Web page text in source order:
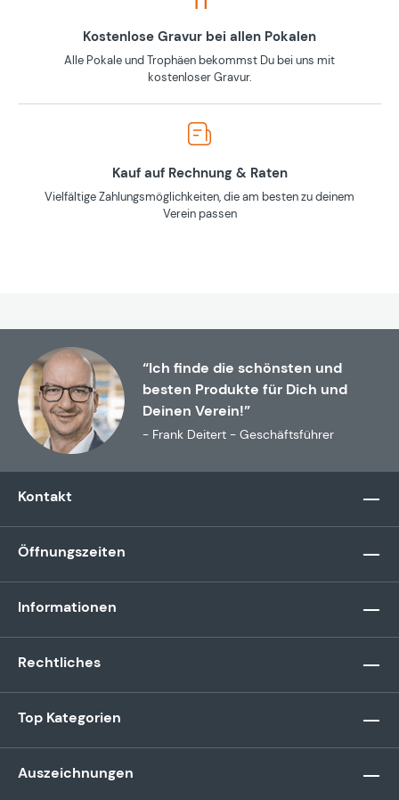
Kostenlose Gravur bei allen Pokalen
Alle Pokale und Trophäen bekommst Du bei uns mit
kostenloser Gravur.
Kauf auf Rechnung & Raten
Vielfältige Zahlungsmöglichkeiten, die am besten zu deinem
Verein passen
“Ich finde die schönsten und
besten Produkte für Dich und
Deinen Verein!”
- Frank Deitert - Geschäftsführer
Kontakt
Öffnungszeiten
Informationen
Rechtliches
Top Kategorien
Auszeichnungen